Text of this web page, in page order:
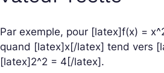
Par exemple, pour [latex]f(x) =
quand [latex]x[/latex] tend vers
[latex]2^2 = 4[/latex].